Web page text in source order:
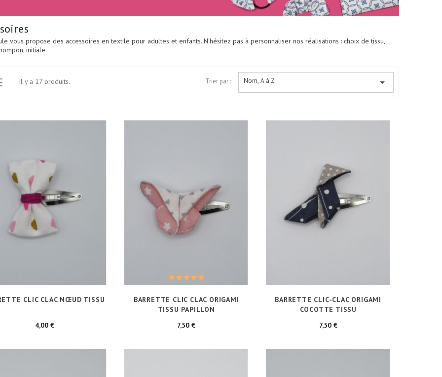
vous propose des accessoires en textile pour adultes et enfants. N'hésitez pas à personnaliser nos réalisations : choix de tissu,
initiale.
Il y a 17 produits. Trier par : Nom, A à Z 
CLIC CLAC NŒUD TISSU
4,00 €Prix
BARRETTE CLIC CLAC ORIGAMI
TISSU PAPILLON
7,50 €Prix
BARRETTE CLIC-CLAC ORIGAMI
COCOTTE TISSU
7,50 €Prix